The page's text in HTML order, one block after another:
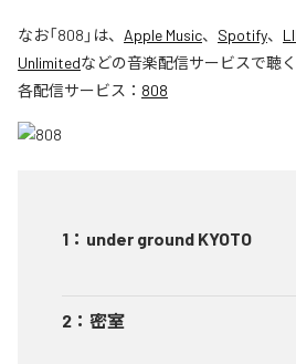
なお「808 」は、 Apple Music、 Spotify、
Unlimitedなどの音楽配信サービスで聴
各配信サービス： 808
1 ： under ground KYOTO
2 ： 密室